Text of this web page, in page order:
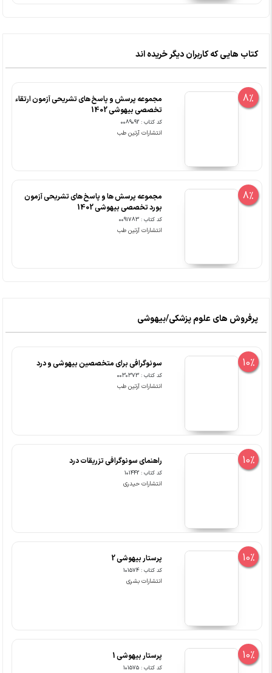
کتاب هایی که کاربران دیگر خریده اند
8%
مجموعه پرسش و پاسخ های تشریحی آزمون ارتقاء
تخصصی بیهوشی 1402
کد کتاب : 0089092
انتشارات آرتین طب
8%
مجموعه پرسش ها و پاسخ های تشریحی آزمون
بورد تخصصی بیهوشی 1402
کد کتاب : 0091783
انتشارات آرتین طب
پرفروش های علوم پزشکی/بیهوشی
10% سونوگرافی برای متخصصین بیهوشی و درد
کد کتاب : 0030373
انتشارات آرتین طب
10% راهنمای سونوگرافی تزریقات درد
کد کتاب : 101442
انتشارات حیدری
10% پرستار بیهوشی 2
کد کتاب : 101574
انتشارات بشری
10% پرستار بیهوشی 1
کد کتاب : 101575